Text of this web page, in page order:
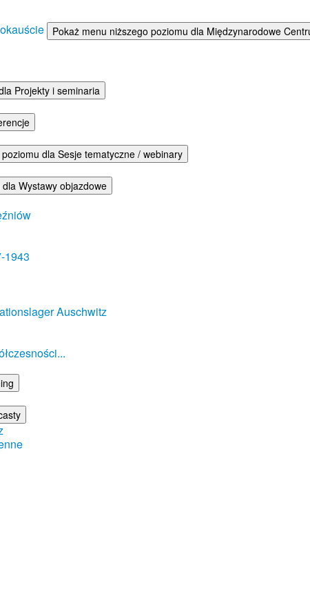
Pokaż menu niższego poziomu dla Międzynarodowe
Projekty i seminaria
dla Sesje tematyczne / webinary
Wystawy objazdowe
1943
Auschwitz